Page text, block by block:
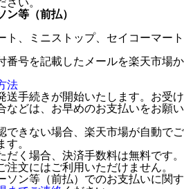
さい。
等（前払）
ト、ミニストップ、セイコーマート
番号を記載したメールを楽天市場か
法
送手続きが開始いたします。お受け
などは、お早めのお支払いをお願い
できない場合、楽天市場が自動でご
。
く場合、決済手数料は無料です。
文にはご利用いただけません。
ン等（前払）でのお支払いに関す